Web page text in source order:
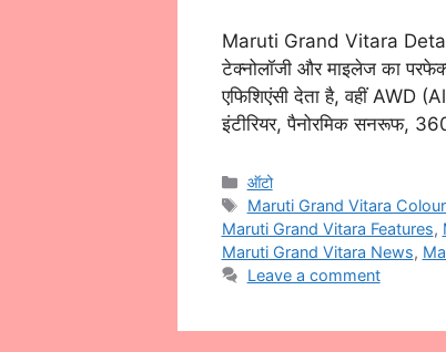
Maruti Grand Vitara
टेक्नोलॉजी और माइलेज का
एफिशिएंसी देता है, वहीं AWD
इंटीरियर, पैनोरमिक सनरूफ,
Categories
ऑटो
Tags
Maruti Grand Vitara
Maruti Grand Vitara Features,
Maruti Grand Vitara News,
Leave a comment